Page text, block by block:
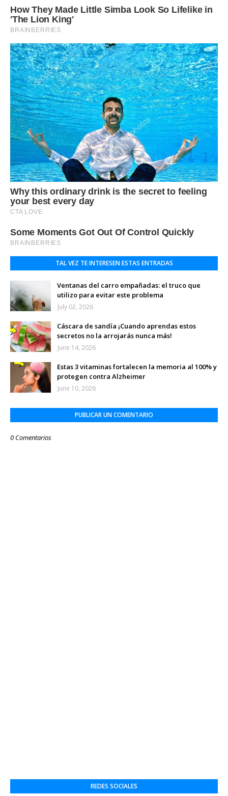
TAL VEZ TE INTERESEN ESTAS ENTRADAS
Ventanas del carro empañadas: el truco que
utilizo para evitar este problema
July 02, 2026
Cáscara de sandía ¡Cuando aprendas estos
secretos no la arrojarás nunca más!
June 14, 2026
Estas 3 vitaminas fortalecen la memoria al 100% y
protegen contra Alzheimer
June 10, 2026
PUBLICAR UN COMENTARIO
0 Comentarios
REDES SOCIALES